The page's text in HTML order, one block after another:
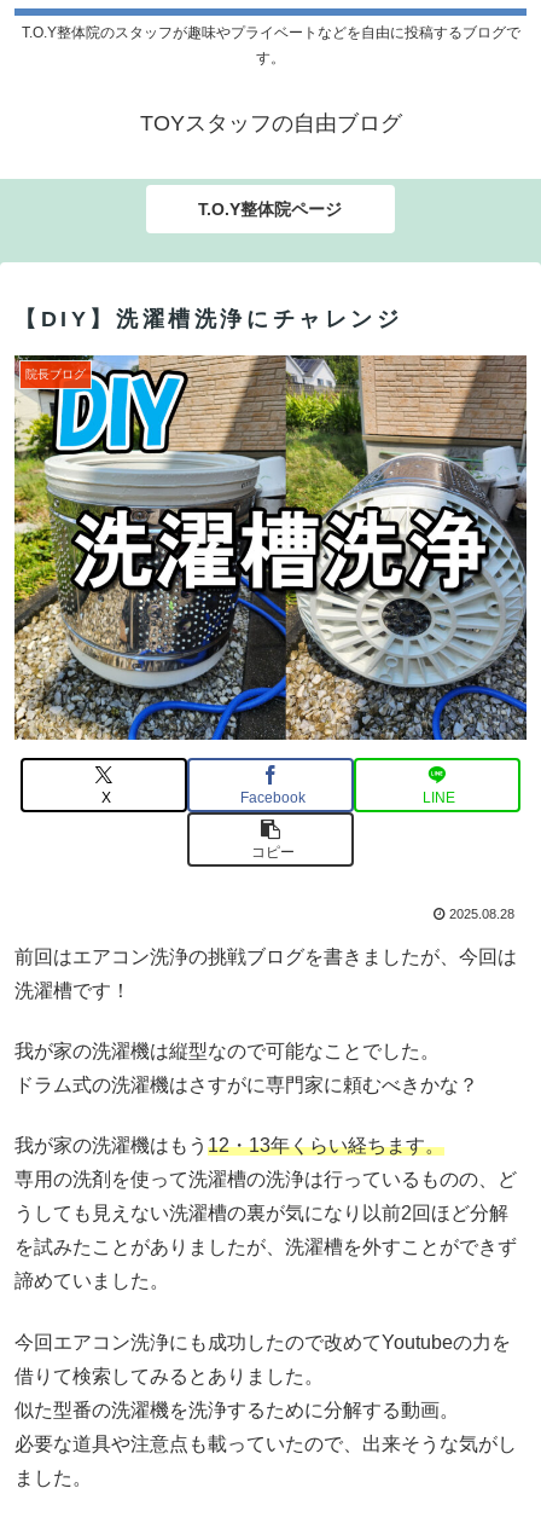
T.O.Y整体院のスタッフが趣味やプライベートなどを自由に投稿するブログで
す。
TOYスタッフの自由ブログ
T.O.Y整体院ページ
【DIY】洗濯槽洗浄にチャレンジ
院長ブログ
X Facebook LINE
コピー
2025.08.28
前回はエアコン洗浄の挑戦ブログを書きましたが、今回は
洗濯槽です！
我が家の洗濯機は縦型なので可能なことでした。
ドラム式の洗濯機はさすがに専門家に頼むべきかな？
我が家の洗濯機はもう 12・13年くらい経ちます。
専用の洗剤を使って洗濯槽の洗浄は行っているものの、ど
うしても見えない洗濯槽の裏が気になり以前2回ほど分解
を試みたことがありましたが、洗濯槽を外すことができず
諦めていました。
今回エアコン洗浄にも成功したので改めてYoutubeの力を
借りて検索してみるとありました。
似た型番の洗濯機を洗浄するために分解する動画。
必要な道具や注意点も載っていたので、出来そうな気がし
ました。